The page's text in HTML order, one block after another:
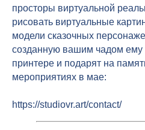
просторы виртуальной
рисовать виртуальные
модели сказочных
созданную вашим чадом ему
принтере и подарят на
мероприятиях в мае:
https://studiovr.art/contact/